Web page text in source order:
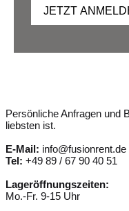
JETZT
Persönliche Anfragen und
liebsten ist.
E-Mail: info@fusionrent.de
Tel: +49 89 / 67 90 40 51
Lageröffnungszeiten:
Mo.-Fr. 9-15 Uhr